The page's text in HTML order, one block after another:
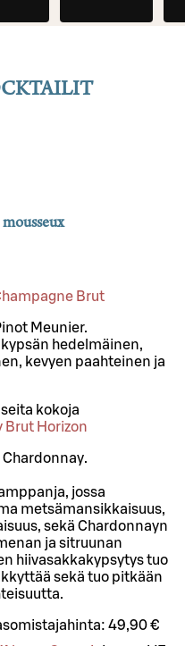
Brut
Meunier.
hedelmäinen,
kevyen paahteinen ja
kokoja
Brut Horizon
Chardonnay.
jossa
metsämansikkaisuus,
sekä Chardonnayn
ja sitruunan
hiivasakkakypsytys tuo
sekä tuo pitkään
49,90 €